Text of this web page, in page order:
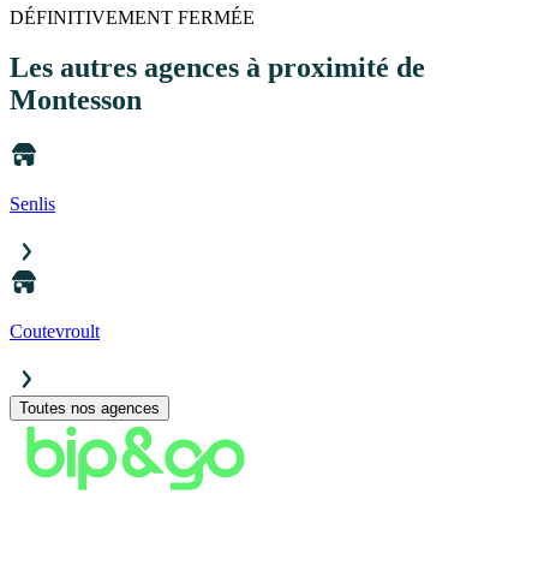
DÉFINITIVEMENT FERMÉE
Les autres agences à proximité de
Montesson
Senlis
Coutevroult
Toutes nos agences